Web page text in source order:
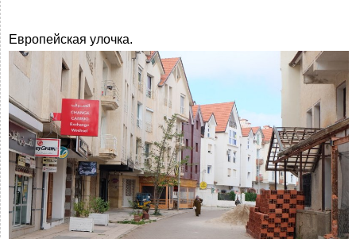
Европейская улочка.